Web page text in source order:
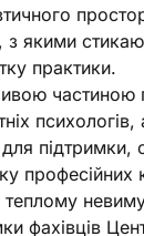
з якими
практики.
частиною
підтримки,
професійних
теплому
фахівців